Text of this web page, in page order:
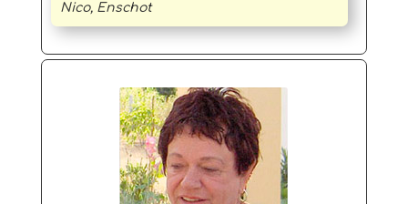
Nico, Enschot